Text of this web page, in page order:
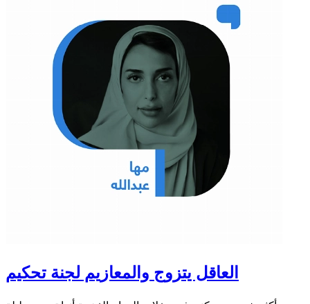
العاقل يتزوج والمعازيم لجنة تحكيم